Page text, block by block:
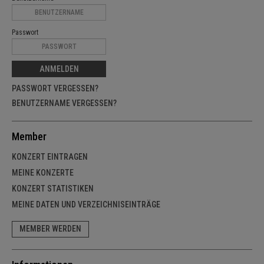
Passwort
ANMELDEN
PASSWORT VERGESSEN?
BENUTZERNAME VERGESSEN?
Member
KONZERT EINTRAGEN
MEINE KONZERTE
KONZERT STATISTIKEN
MEINE DATEN UND VERZEICHNISEINTRÄGE
MEMBER WERDEN